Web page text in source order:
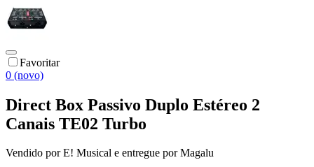
Favoritar
0 (novo)
Direct Box Passivo Duplo Estéreo 2
Canais TE02 Turbo
Vendido porE! Musical e entregue por Magalu